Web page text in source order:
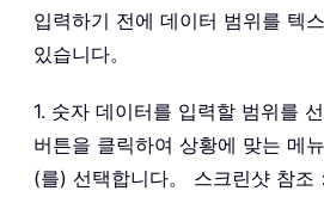
입력하기 전에 데이터 범위를 텍
있습니다。
1. 숫자 데이터를 입력할 범위를
버튼을 클릭하여 상황에 맞는 메
(를) 선택합니다。 스크린샷 참조：